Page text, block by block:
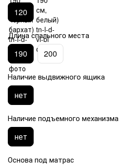
120
Длина спального места
190 200
Наличие выдвижного ящика
нет
Наличие подъемного механизма
нет
Основа под матрас